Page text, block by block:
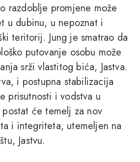
razdoblje promjene može
u dubinu, u nepoznat i
teritorij. Jung je smatrao da
putovanje osobu može
srži vlastitog bića, Jastva.
i postupna stabilizacija
prisutnosti i vodstva u
će temelj za nov
i integriteta, utemeljen na
Jastvu.